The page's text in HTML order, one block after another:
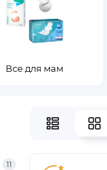
Все для мам
11